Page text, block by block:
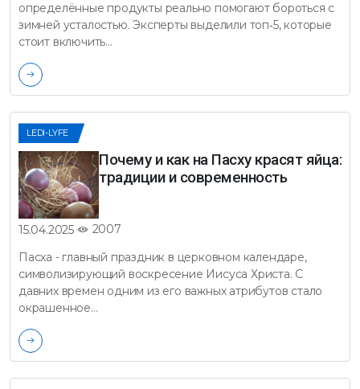
определённые продукты реально помогают бороться с
зимней усталостью. Эксперты выделили топ‑5, которые
стоит включить…
LEDI-LYFE
Почему и как на Пасху красят яйца:
традиции и современность
15.04.2025
2007
Пасха - главный праздник в церковном календаре,
символизирующий воскресение Иисуса Христа. С
давних времен одним из его важных атрибутов стало
окрашенное…